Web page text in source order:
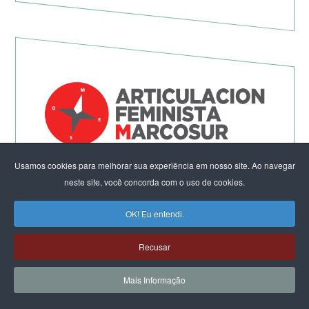
Usamos cookies para melhorar sua experiência em nosso site. Ao navegar
neste site, você concorda com o uso de cookies.
OK! Eu entendi.
Recusar
Mais Informação
Não à Guerra Imperialista!